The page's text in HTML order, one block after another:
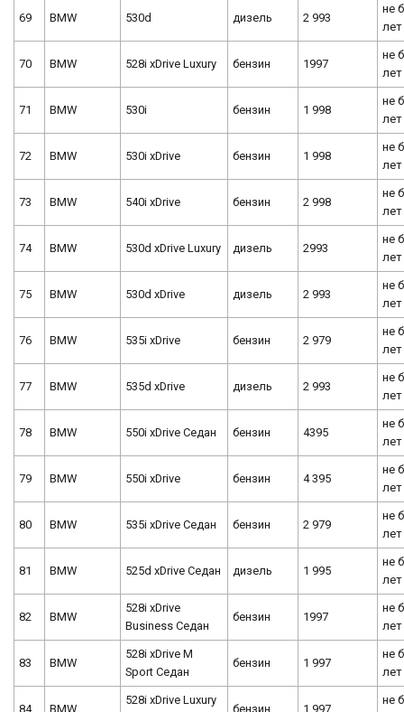
69 BMW 530d дизель 2 993
не
лет
70 BMW 528i xDrive Luxury бензин 1997
не
лет
71 BMW 530i бензин 1 998
не
лет
72 BMW 530i xDrive бензин 1 998
не
лет
73 BMW 540i xDrive бензин 2 998
не
лет
74 BMW 530d xDrive Luxury дизель 2993
не
лет
75 BMW 530d xDrive дизель 2 993
не
лет
76 BMW 535i xDrive бензин 2 979
не
лет
77 BMW 535d xDrive дизель 2 993
не
лет
78 BMW 550i xDrive Седан бензин 4395
не
лет
79 BMW 550i xDrive бензин 4 395
не
лет
80 BMW 535i xDrive Седан бензин 2 979
не
лет
81 BMW 525d xDrive Седан дизель 1 995
не
лет
82 BMW
528i xDrive
Business Седан
бензин 1997
не
лет
83 BMW
528i xDrive M
Sport Седан
бензин 1 997
не
лет
84 BMW
528i xDrive Luxury
бензин 1 997
не